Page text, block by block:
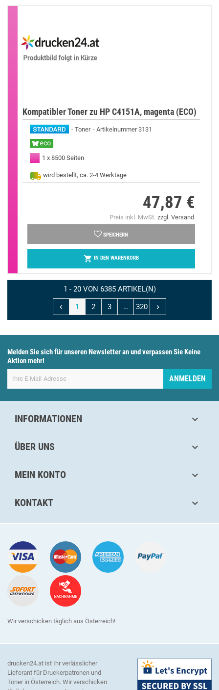
Kompatibler Toner zu HP C4151A, magenta (ECO)
Toner Artikelnummer 3131
1 x 8500 Seiten
wird bestellt, ca. 2-4 Werktage
47,87 €
Preis inkl. MwSt. zzgl. Versand
SPEICHERN
 IN DEN WARENKORB
1 - 20 VON 6385 ARTIKEL(N)
 1 2 3 … 320 
Melden Sie sich für unseren Newsletter an und verpassen Sie Keine
Aktion mehr!
ANMELDEN
INFORMATIONEN 
ÜBER UNS 
MEIN KONTO 
KONTAKT 
Wir verschicken täglich aus Österreich!
drucken24.at ist Ihr verlässlicher
Lieferant für Druckerpatronen und
Toner in Österreich. Wir verschicken